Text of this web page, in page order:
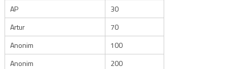
AP
30
Artur
70
Anonim
100
Anonim
200